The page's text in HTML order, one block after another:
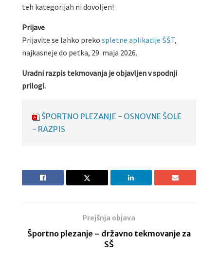
teh kategorijah ni dovoljen!
Prijave
Prijavite se lahko preko spletne aplikacije ŠŠT,
najkasneje do petka, 29. maja 2026.
Uradni razpis tekmovanja je objavljen v spodnji
prilogi.
ŠPORTNO PLEZANJE - OSNOVNE ŠOLE
- RAZPIS
Prejšnja objava
Športno plezanje – državno tekmovanje za
SŠ